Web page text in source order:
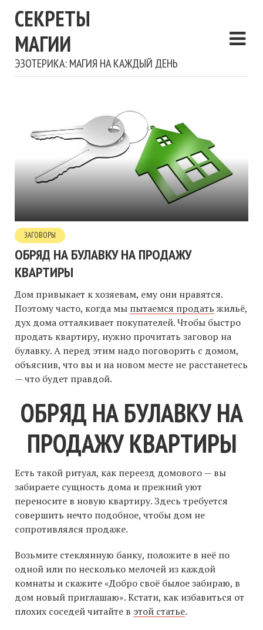
СЕКРЕТЫ
МАГИИ
ЭЗОТЕРИКА: МАГИЯ НА КАЖДЫЙ ДЕНЬ
ЗАГОВОРЫ
ОБРЯД НА БУЛАВКУ НА ПРОДАЖУ
КВАРТИРЫ
Дом привыкает к хозяевам, ему они нравятся.
Поэтому часто, когда мы пытаемся продать жильё,
дух дома отталкивает покупателей. Чтобы быстро
продать квартиру, нужно прочитать заговор на
булавку. А перед этим надо поговорить с домом,
объяснив, что вы и на новом месте не расстанетесь
— что будет правдой.
ОБРЯД НА БУЛАВКУ НА
ПРОДАЖУ КВАРТИРЫ
Есть такой ритуал, как переезд домового — вы
забираете сущность дома и прежний уют
переносите в новую квартиру. Здесь требуется
совершить нечто подобное, чтобы дом не
сопротивлялся продаже.
Возьмите стеклянную банку, положите в неё по
одной или по несколько мелочей из каждой
комнаты и скажите «Добро своё былое забираю, в
дом новый приглашаю». Кстати, как избавиться от
плохих соседей читайте в этой статье.